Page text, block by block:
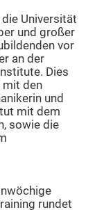
Universität
und großer
vor
an der
Dies
mit den
und
mit dem
sowie die
rundet